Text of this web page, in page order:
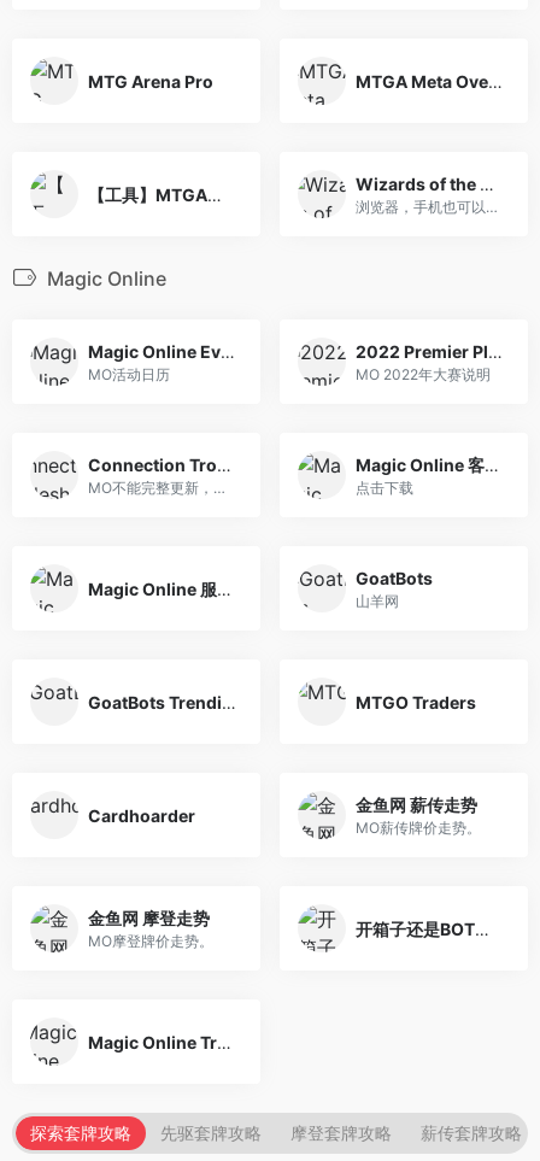
MTG Arena Pro MTGA Meta Overview
【工具】MTGA掉线索赔指南
Wizards of the Coast – 威世智账号
浏览器，手机也可以兑换礼品码了
Magic Online
Magic Online Event Calendar
MO活动日历
2022 Premier Play Schedule
MO 2022年大赛说明
Connection Troubleshooting and FAQ
MO不能完整更新，不能启动，怎么办？
Magic Online 客户端下载
点击下载
Magic Online 服务器状态
GoatBots
山羊网
GoatBots Trendings // Standard // Modern // Eternal // Pauper MTGO Traders
Cardhoarder
金鱼网 薪传走势
MO薪传牌价走势。
金鱼网 摩登走势
MO摩登牌价走势。
开箱子还是BOT箱子？
Magic Online Treasure Chest Information
探索套牌攻略 先驱套牌攻略 摩登套牌攻略 薪传套牌攻略